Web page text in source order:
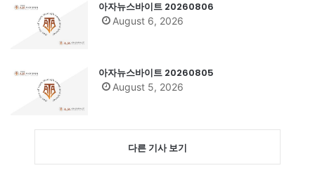
아자뉴스바이트 20260806
August 6, 2026
아자뉴스바이트 20260805
August 5, 2026
다른 기사 보기